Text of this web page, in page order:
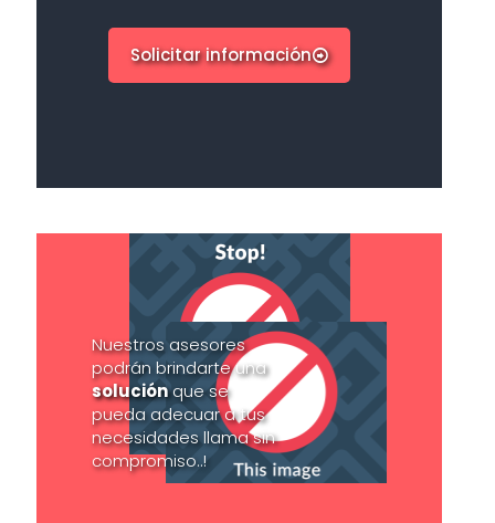
Solicitar información
Nuestros asesores
podrán brindarte una
soluciónque se
pueda adecuar a tus
necesidades llama sin
compromiso..!